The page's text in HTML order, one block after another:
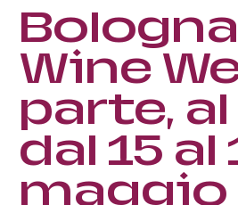
Bologna
Wine
parte,
dal 15 al
maggio